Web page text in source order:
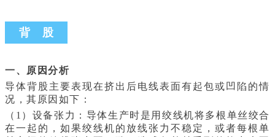
背 股
一、原因分析
导体背股主要表现在挤出后电线表面有起包或凹陷的情
况，其原因如下：
（1）设备张力：导体生产时是用绞线机将多根单丝绞合
在一起的，如果绞线机的放线张力不稳定，或者每根单